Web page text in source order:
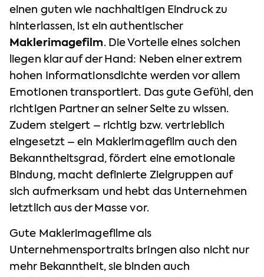
einen guten wie nachhaltigen Eindruck zu
hinterlassen, ist ein authentischer
Maklerimagefilm. Die Vorteile eines solchen
liegen klar auf der Hand: Neben einer extrem
hohen Informationsdichte werden vor allem
Emotionen transportiert. Das gute Gefühl, den
richtigen Partner an seiner Seite zu wissen.
Zudem steigert – richtig bzw. vertrieblich
eingesetzt – ein Maklerimagefilm auch den
Bekanntheitsgrad, fördert eine emotionale
Bindung, macht definierte Zielgruppen auf
sich aufmerksam und hebt das Unternehmen
letztlich aus der Masse vor.
Gute Maklerimagefilme als
Unternehmensportraits bringen also nicht nur
mehr Bekanntheit, sie binden auch